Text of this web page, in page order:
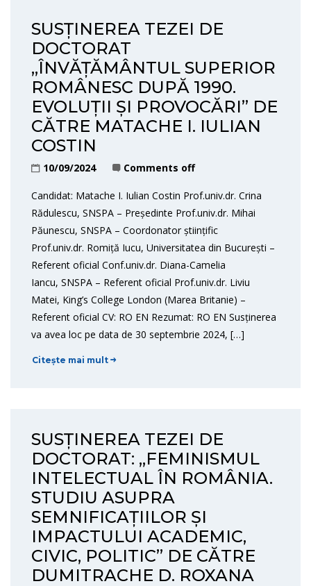
SUSȚINEREA TEZEI DE
DOCTORAT
„ÎNVĂȚĂMÂNTUL SUPERIOR
ROMÂNESC DUPĂ 1990.
EVOLUȚII ȘI PROVOCĂRI” DE
CĂTRE MATACHE I. IULIAN
COSTIN
10/09/2024 Comments off
Candidat: Matache I. Iulian Costin Prof.univ.dr. Crina
Rădulescu, SNSPA – Președinte Prof.univ.dr. Mihai
Păunescu, SNSPA – Coordonator științific
Prof.univ.dr. Romiță Iucu, Universitatea din București –
Referent oficial Conf.univ.dr. Diana-Camelia
Iancu, SNSPA – Referent oficial Prof.univ.dr. Liviu
Matei, King’s College London (Marea Britanie) –
Referent oficial CV: RO EN Rezumat: RO EN Susținerea
va avea loc pe data de 30 septembrie 2024, […]
Citește mai mult
SUSȚINEREA TEZEI DE
DOCTORAT: „FEMINISMUL
INTELECTUAL ÎN ROMÂNIA.
STUDIU ASUPRA
SEMNIFICAȚIILOR ȘI
IMPACTULUI ACADEMIC,
CIVIC, POLITIC” DE CĂTRE
DUMITRACHE D. ROXANA